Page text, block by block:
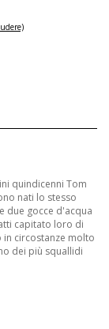
quindicenni Tom
nati lo stesso
due gocce d'acqua
capitato loro di
circostanze molto
dei più squallidi